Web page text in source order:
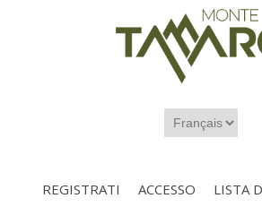
REGISTRATI ACCESSO LISTA